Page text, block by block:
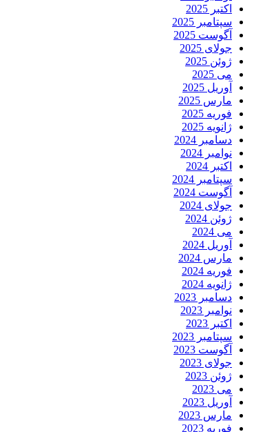
اکتبر 2025
سپتامبر 2025
آگوست 2025
جولای 2025
ژوئن 2025
می 2025
آوریل 2025
مارس 2025
فوریه 2025
ژانویه 2025
دسامبر 2024
نوامبر 2024
اکتبر 2024
سپتامبر 2024
آگوست 2024
جولای 2024
ژوئن 2024
می 2024
آوریل 2024
مارس 2024
فوریه 2024
ژانویه 2024
دسامبر 2023
نوامبر 2023
اکتبر 2023
سپتامبر 2023
آگوست 2023
جولای 2023
ژوئن 2023
می 2023
آوریل 2023
مارس 2023
فوریه 2023